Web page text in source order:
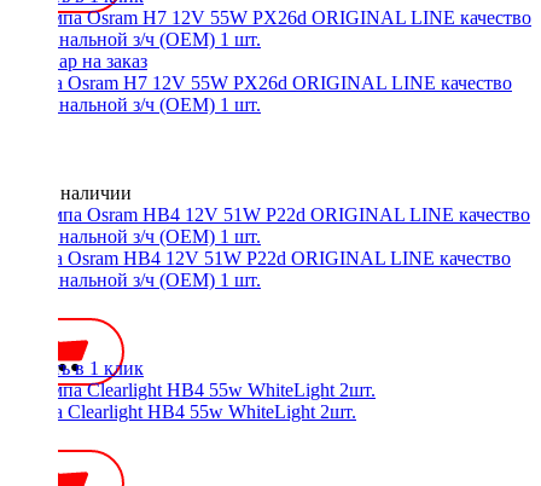
Лампа Osram H7 12V 55W PX26d ORIGINAL LINE качество
оригинальной з/ч (ОЕМ) 1 шт.
Нет в наличии
Лампа Osram HB4 12V 51W P22d ORIGINAL LINE качество
оригинальной з/ч (ОЕМ) 1 шт.
Купить в 1 клик
Лампа Clearlight HB4 55w WhiteLight 2шт.